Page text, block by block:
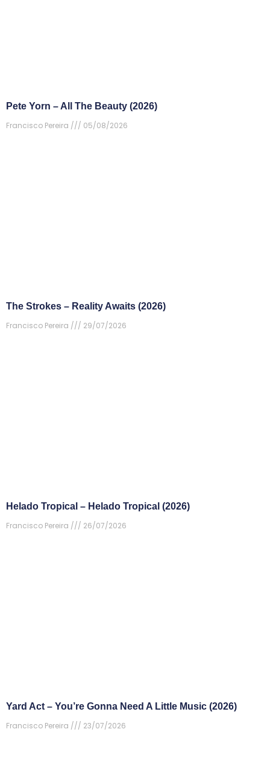
Pete Yorn – All The Beauty (2026)
Francisco Pereira
05/08/2026
The Strokes – Reality Awaits (2026)
Francisco Pereira
29/07/2026
Helado Tropical – Helado Tropical (2026)
Francisco Pereira
26/07/2026
Yard Act – You’re Gonna Need A Little Music (2026)
Francisco Pereira
23/07/2026